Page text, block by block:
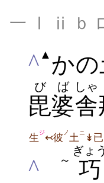
一 Ⅰ ⅱ ｂ
^ ▲ かの
毘婆
びば
舎
しゃ
生 ジ↢彼 ノ土ニ ↡已
^ ～ 巧
ぎょう